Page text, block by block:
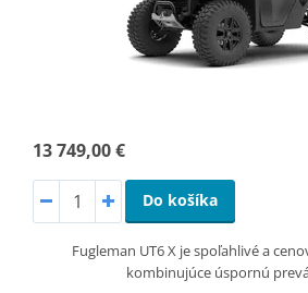
13 749,00 €
Do košíka
Fugleman UT6 X je spoľahlivé a
kombinujúce úspornú